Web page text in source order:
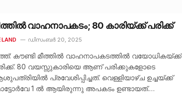
വാഹനാപകടം; 80 കാരിയ്ക്ക് പരിക്ക്
ഡിസംബർ 20, 2025
കൗണ്ടി മീത്തിൽ വാഹനാപകടത്തിൽ വയോധികയ്ക്ക്
80 വയസ്സുകാരിയെ ആണ് പരിക്കുകളോടെ
പ്രവേശിപ്പിച്ചത്. വെള്ളിയാഴ്ച ഉച്ചയ്ക്ക്
1 ൽ ആയിരുന്നു അപകടം ഉണ്ടായത്.…